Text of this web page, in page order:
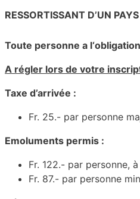
RESSORTISSANT D’UN
Toute personne a
A régler lors de votre
Taxe d’arrivée :
Fr. 25.- par personne
Emoluments permis :
Fr. 122.- par personne,
Fr. 87.- par personne